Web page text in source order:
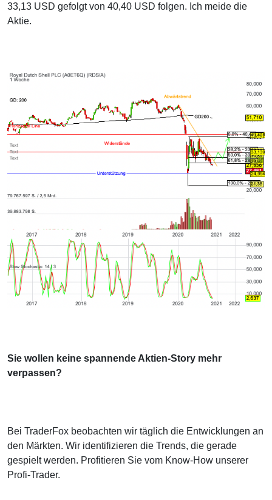
33,13 USD gefolgt von 40,40 USD folgen. Ich meide die
Aktie.
Sie wollen keine spannende Aktien-Story mehr
verpassen?
Bei TraderFox beobachten wir täglich die Entwicklungen an
den Märkten. Wir identifizieren die Trends, die gerade
gespielt werden. Profitieren Sie vom Know-How unserer
Profi-Trader.